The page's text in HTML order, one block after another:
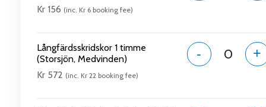
Kr 156 (inc. Kr 6 booking fee)
Långfärdsskridskor 1 timme
(Storsjön, Medvinden)
Kr 572 (inc. Kr 22 booking fee)
- +